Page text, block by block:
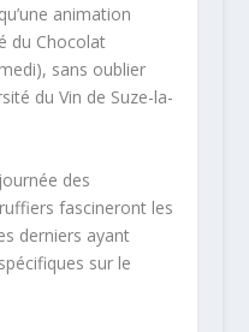
animation
du Chocolat
sans oublier
du Vin de Suze-la-
des
fascineront les
derniers ayant
sur le